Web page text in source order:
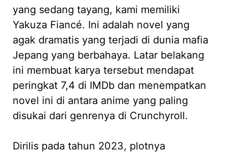
yang sedang tayang, kami memiliki
Yakuza Fiancé. Ini adalah novel yang
agak dramatis yang terjadi di dunia mafia
Jepang yang berbahaya. Latar belakang
ini membuat karya tersebut mendapat
peringkat 7,4 di IMDb dan menempatkan
novel ini di antara anime yang paling
disukai dari genrenya di Crunchyroll.
Dirilis pada tahun 2023, plotnya